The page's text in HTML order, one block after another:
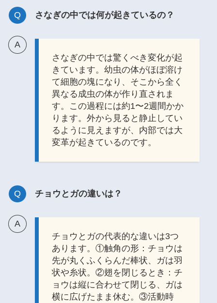
さなぎの中では何が起きているの？
さなぎの中では驚くべき変化が起
きています。幼虫の体がほぼ溶け
て細胞の塊になり、そこから全く
異なる成虫の体が作り直されま
す。この過程には約1〜2週間かか
ります。外から見ると静止してい
るように見えますが、内部では大
変革が起きているのです。
チョウとガの違いは？
チョウとガの代表的な違いは3つ
あります。①触角の形：チョウは
先が丸くふくらんだ棒状、ガは羽
状や糸状。②翅を閉じるとき：チ
ョウは縦に合わせて閉じる、ガは
横に広げたまま休む。③活動時